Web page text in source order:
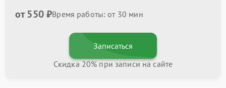
от 550 ₽Время работы: от 30 мин
Записаться
Скидка 20% при записи на сайте